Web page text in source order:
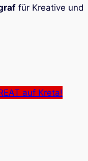
für Kreative und
auf Kreta!